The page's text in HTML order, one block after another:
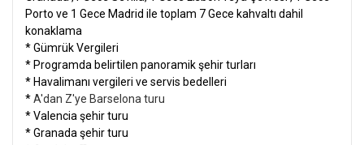
Porto ve 1 Gece Madrid ile toplam 7 Gece kahvaltı dahil
konaklama
* Gümrük Vergileri
* Programda belirtilen panoramik şehir turları
* Havalimanı vergileri ve servis bedelleri
*A'dan Z'ye Barselona turu
* Valencia şehir turu
* Granada şehir turu